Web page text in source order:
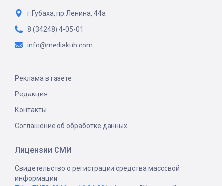
г.Губаха, пр.Ленина, 44а
8 (34248) 4-05-01
info@mediakub.com
Реклама в газете
Редакция
Контакты
Соглашение об обработке данных
Лицензии СМИ
Свидетельство о регистрации средства массовой
информации